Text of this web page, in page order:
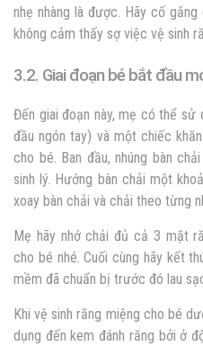
nhẹ nhàng là được. Hãy cố
không cảm thấy sợ việc vệ sinh
3.2. Giai đoạn bé bắt đầu
Đến giai đoạn này, mẹ có thể sử
đầu ngón tay) và một chiếc
cho bé. Ban đầu, nhúng bàn
sinh lý. Hướng bàn chải một
xoay bàn chải và chải theo từng
Mẹ hãy nhớ chải đủ cả 3 mặt
cho bé nhé. Cuối cùng hãy kết
mềm đã chuẩn bị trước đó lau
Khi vệ sinh răng miệng cho bé
dụng đến kem đánh răng bởi ở